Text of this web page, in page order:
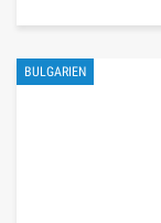
BULGARIEN